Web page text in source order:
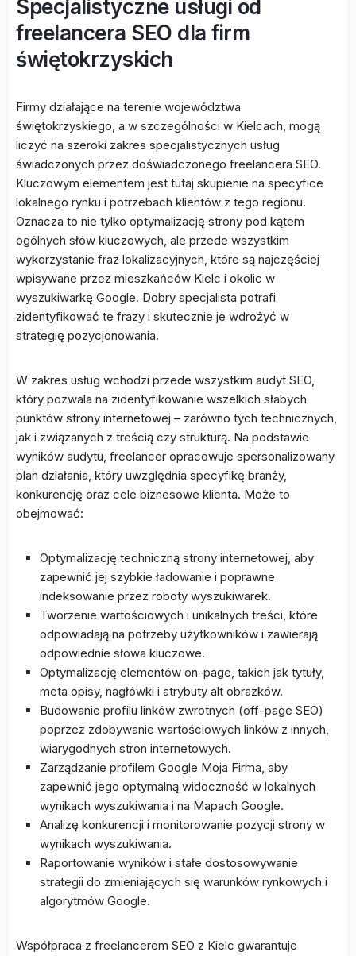
Specjalistyczne usługi od
freelancera SEO dla firm
świętokrzyskich
Firmy działające na terenie województwa
świętokrzyskiego, a w szczególności w Kielcach, mogą
liczyć na szeroki zakres specjalistycznych usług
świadczonych przez doświadczonego freelancera SEO.
Kluczowym elementem jest tutaj skupienie na specyfice
lokalnego rynku i potrzebach klientów z tego regionu.
Oznacza to nie tylko optymalizację strony pod kątem
ogólnych słów kluczowych, ale przede wszystkim
wykorzystanie fraz lokalizacyjnych, które są najczęściej
wpisywane przez mieszkańców Kielc i okolic w
wyszukiwarkę Google. Dobry specjalista potrafi
zidentyfikować te frazy i skutecznie je wdrożyć w
strategię pozycjonowania.
W zakres usług wchodzi przede wszystkim audyt SEO,
który pozwala na zidentyfikowanie wszelkich słabych
punktów strony internetowej – zarówno tych technicznych,
jak i związanych z treścią czy strukturą. Na podstawie
wyników audytu, freelancer opracowuje spersonalizowany
plan działania, który uwzględnia specyfikę branży,
konkurencję oraz cele biznesowe klienta. Może to
obejmować:
Optymalizację techniczną strony internetowej, aby
zapewnić jej szybkie ładowanie i poprawne
indeksowanie przez roboty wyszukiwarek.
Tworzenie wartościowych i unikalnych treści, które
odpowiadają na potrzeby użytkowników i zawierają
odpowiednie słowa kluczowe.
Optymalizację elementów on-page, takich jak tytuły,
meta opisy, nagłówki i atrybuty alt obrazków.
Budowanie profilu linków zwrotnych (off-page SEO)
poprzez zdobywanie wartościowych linków z innych,
wiarygodnych stron internetowych.
Zarządzanie profilem Google Moja Firma, aby
zapewnić jego optymalną widoczność w lokalnych
wynikach wyszukiwania i na Mapach Google.
Analizę konkurencji i monitorowanie pozycji strony w
wynikach wyszukiwania.
Raportowanie wyników i stałe dostosowywanie
strategii do zmieniających się warunków rynkowych i
algorytmów Google.
Współpraca z freelancerem SEO z Kielc gwarantuje